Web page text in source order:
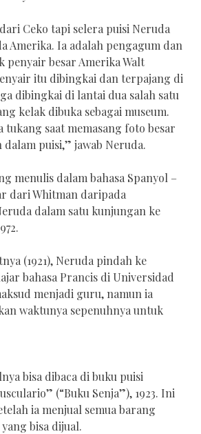
Ceko tapi selera puisi Neruda
Amerika. Ia adalah pengagum dan
penyair besar Amerika Walt
itu dibingkai dan terpajang di
dibingkai di lantai dua salah satu
kelak dibuka sebagai museum.
tukang saat memasang foto besar
dalam puisi,” jawab Neruda.
menulis dalam bahasa Spanyol –
dari Whitman daripada
dalam satu kunjungan ke
(1921), Neruda pindah ke
bahasa Prancis di Universidad
menjadi guru, namun ia
waktunya sepenuhnya untuk
bisa dibaca di buku puisi
(“Buku Senja”), 1923. Ini
ia menjual semua barang
bisa dijual.